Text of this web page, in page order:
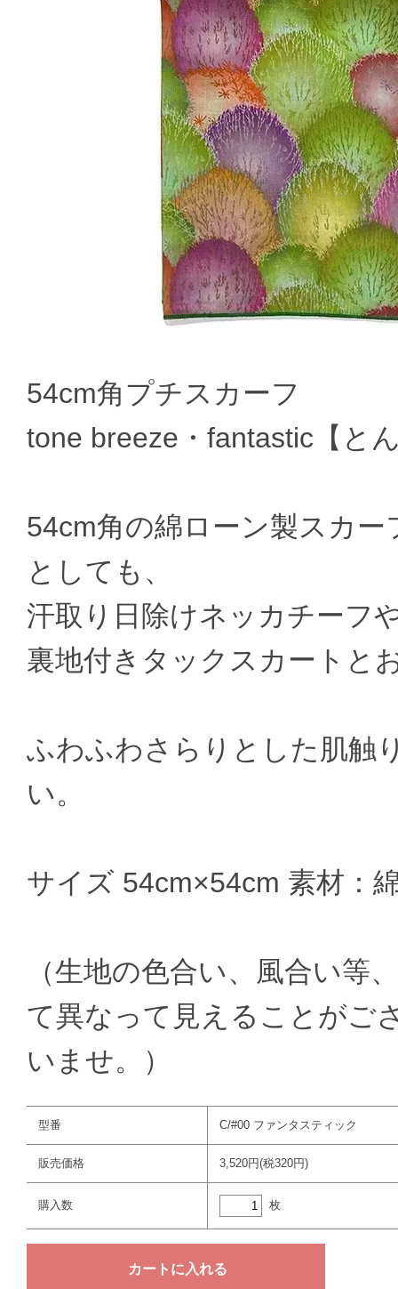
54cm角プチスカーフ
tone breeze・fantastic【と
54cm角の綿ローン製スカ
としても、
汗取り日除けネッカチーフ
裏地付きタックスカートと
ふわふわさらりとした肌触
い。
サイズ 54cm×54cm 素材：
（生地の色合い、風合い等
て異なって見えることがご
いませ。）
型番 C/#00 ファンタスティック
販売価格 3,520円(税320円)
購入数 枚